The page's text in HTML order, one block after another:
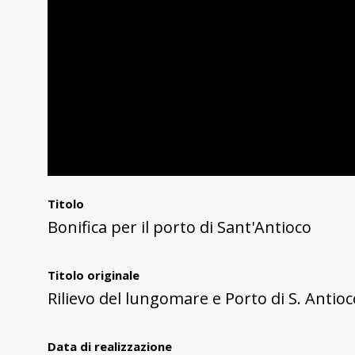
Titolo
Bonifica per il porto di Sant'Antioco
Titolo originale
Rilievo del lungomare e Porto di S.
Data di realizzazione